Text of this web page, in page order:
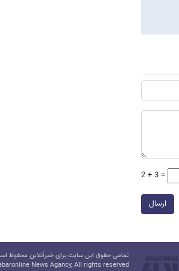
2 + 3 =
ارسال
تمامی حقوق این سایت برای خبرآنلاین محفوظ
News Agancy, All rights reserved